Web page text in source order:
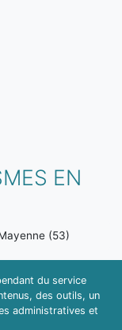
EN
(53)
du service
des outils, un
administratives et